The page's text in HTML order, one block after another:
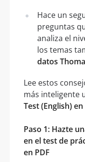
Hace un
preguntas
analiza el
los temas
datos
Lee estos
más inteligente
Test (English) en
Paso 1: Hazte
en el test de
en PDF